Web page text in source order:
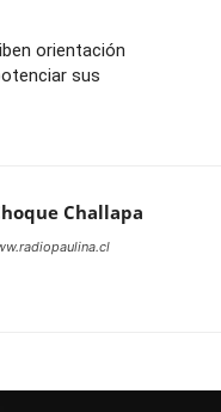
orientación
sus
Challapa